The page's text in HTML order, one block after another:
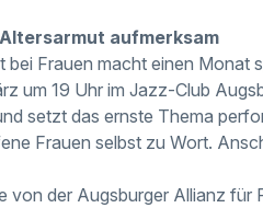
aufmerksam
Frauen macht einen Monat
um 19 Uhr im Jazz-Club
setzt das ernste Thema
Frauen selbst zu Wort.
der Augsburger Allianz für